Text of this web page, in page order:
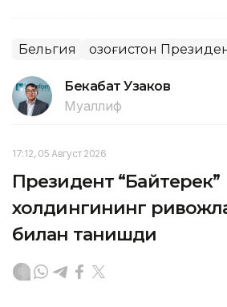
Бельгия Қозоғистон
Бекабат Узаков
Муаллиф
17:12, 05 Август 2026
Президент “Байтерек”
холдингининг
билан танишди